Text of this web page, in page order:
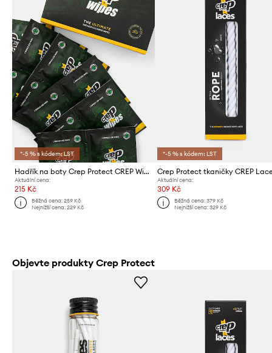
*-5 % s kódem: LST
Hadřík na boty Crep Protect CREP Wipes (12-pack) Biodegradable 12-pack
Aktuální cena:
215 Kč
Běžná cena:259 Kč
Nejnižší cena:229 Kč
*-5 % s kódem: LST
Crep Protect tkaničky CREP
Aktuální cena:
309 Kč
Běžná cena: 379 Kč
Nejnižší cena: 329 Kč
Objevte produkty Crep Protect